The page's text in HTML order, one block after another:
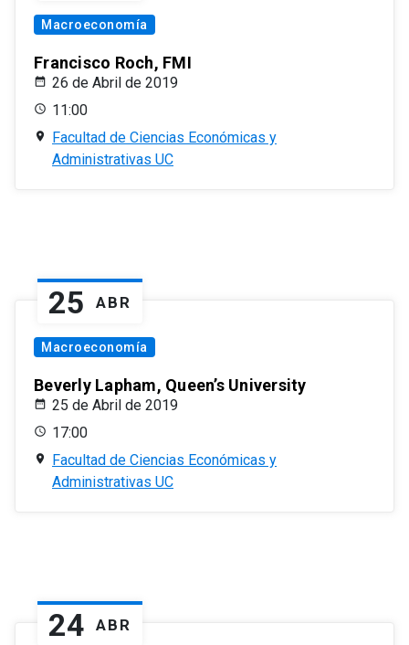
Macroeconomía
Francisco Roch, FMI
26 de Abril de 2019
11:00
Facultad de Ciencias Económicas y
Administrativas UC
25 ABR
Macroeconomía
Beverly Lapham, Queen’s University
25 de Abril de 2019
17:00
Facultad de Ciencias Económicas y
Administrativas UC
24 ABR